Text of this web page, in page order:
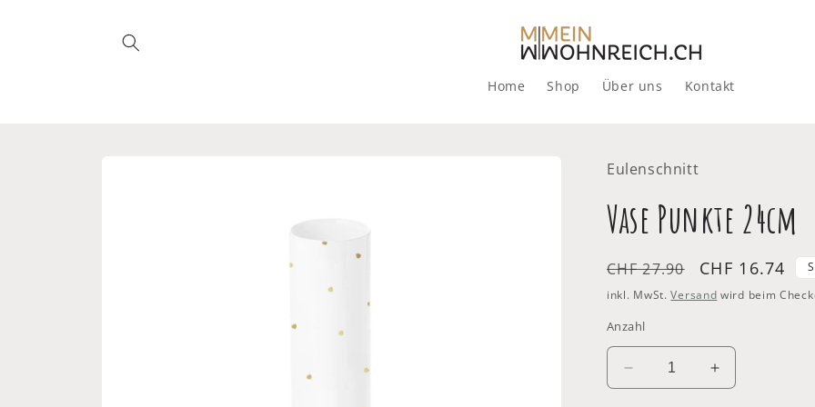
Home Shop Über uns Kontakt
Eulenschnitt
Vase Punkte 24cm
Normaler
Preis
CHF 27.90 CHF 16.74
inkl. MwSt.Versand wird beim
Anzahl
Verringere
die
Erhöhe
die